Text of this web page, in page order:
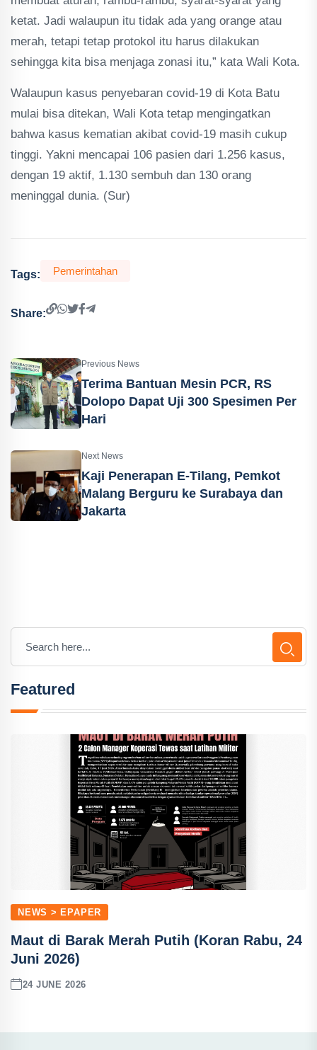
ketat. Jadi walaupun itu tidak ada yang orange atau
merah, tetapi tetap protokol itu harus dilakukan
sehingga kita bisa menjaga zonasi itu,” kata Wali Kota.
Walaupun kasus penyebaran covid-19 di Kota Batu
mulai bisa ditekan, Wali Kota tetap mengingatkan
bahwa kasus kematian akibat covid-19 masih cukup
tinggi. Yakni mencapai 106 pasien dari 1.256 kasus,
dengan 19 aktif, 1.130 sembuh dan 130 orang
meninggal dunia. (Sur)
Tags: Pemerintahan
Share:
Previous News
Terima Bantuan Mesin PCR, RS
Dolopo Dapat Uji 300 Spesimen Per
Hari
Next News
Kaji Penerapan E-Tilang, Pemkot
Malang Berguru ke Surabaya dan
Jakarta
Featured
NEWS > EPAPER
Maut di Barak Merah Putih (Koran Rabu, 24
Juni 2026)
24 JUNE 2026